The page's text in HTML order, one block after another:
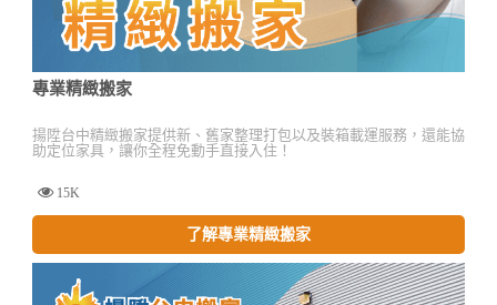
專業精緻搬家
揚陞台中精緻搬家提供新、舊家整理打包以及裝箱載運服務，還能協
助定位家具，讓你全程免動手直接入住！
15K
了解專業精緻搬家